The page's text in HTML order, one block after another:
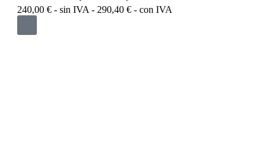
240,00 € - sin IVA - 290,40 € - con IVA